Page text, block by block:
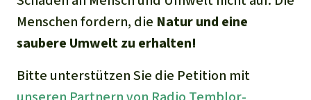
Menschen fordern, die Natur und eine
saubere Umwelt zu erhalten!
Bitte unterstützen Sie die Petition mit